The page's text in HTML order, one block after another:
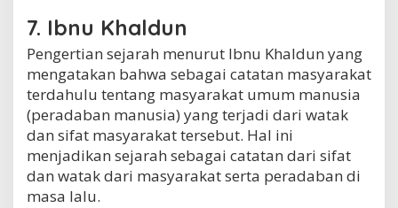
7. Ibnu Khaldun
Pengertian sejarah menurut Ibnu Khaldun yang
mengatakan bahwa sebagai catatan masyarakat
terdahulu tentang masyarakat umum manusia
(peradaban manusia) yang terjadi dari watak
dan sifat masyarakat tersebut. Hal ini
menjadikan sejarah sebagai catatan dari sifat
dan watak dari masyarakat serta peradaban di
masa lalu.